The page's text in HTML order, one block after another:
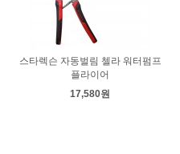
스타렉슨 자동벌림 첼라 워터펌프
플라이어
17,580원